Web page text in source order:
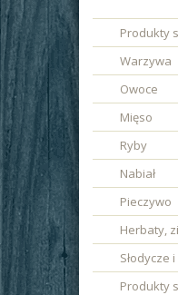
Produkty
Warzywa
Owoce
Mięso
Ryby
Nabiał
Pieczywo
Herbaty,
Słodycze
Produkty